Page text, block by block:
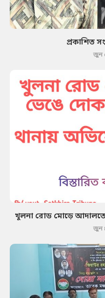
প্রকাশিত
জুন
খুলনা রোড মোড়ে
জুন